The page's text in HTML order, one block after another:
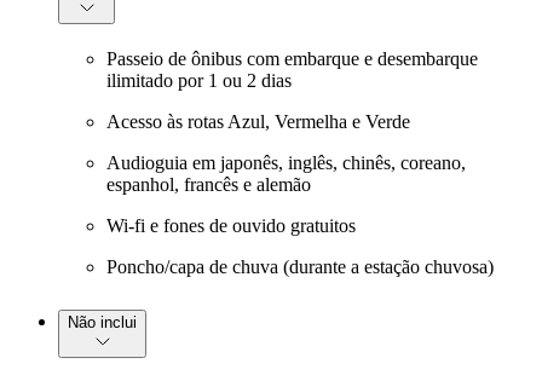
Passeio de ônibus com embarque e desembarque
ilimitado por 1 ou 2 dias
Acesso às rotas Azul, Vermelha e Verde
Audioguia em japonês, inglês, chinês, coreano,
espanhol, francês e alemão
Wi-fi e fones de ouvido gratuitos
Poncho/capa de chuva (durante a estação chuvosa)
Não inclui